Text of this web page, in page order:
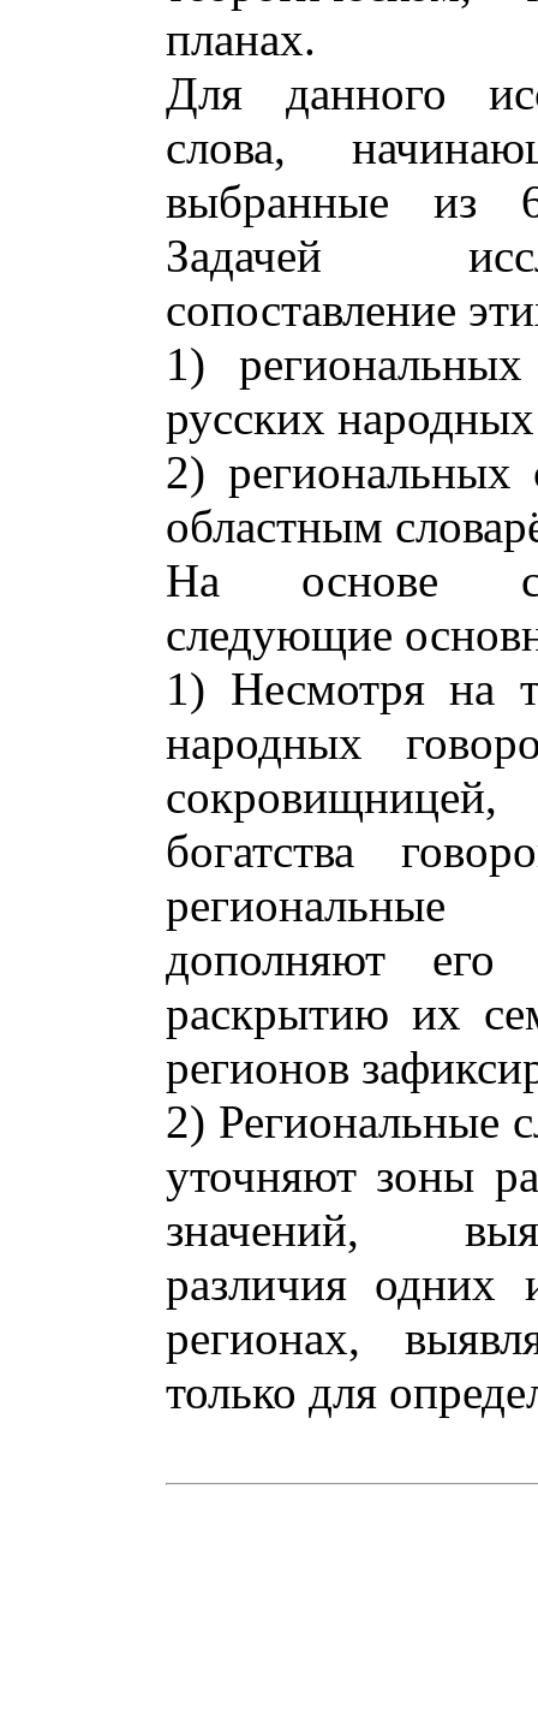
планах.
Для данного
слова,
выбранные из
Задачей
сопоставление
1)
русских
2) региональных
областным
На основе
следующие
1) Несмотря на
народных
богатства
региональные
дополняют
раскрытию их
регионов
2) Региональные
уточняют зоны
значений,
различия
регионах,
только для